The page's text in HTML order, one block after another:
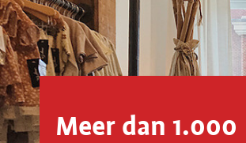
Meer dan 1.000